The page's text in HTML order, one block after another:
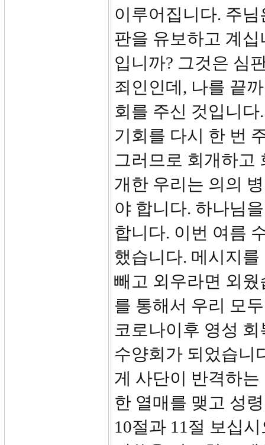
이루어집니다. 주
판을 유보하고 계
입니까? 그것은 심
죄인인데, 나를 끝
회를 주신 것입니
기회를 다시 한 번
그러므로 회개하고
개한 우리는 의의
야 합니다. 하나님
합니다. 이번 여름
했습니다. 메시지
빼고 외우라면 외
를 통해서 우리 모
코로나이후 영성
수양회가 되었습니
게 사단이 반격하
한 열매를 맺고 성
10절과 11절 보십